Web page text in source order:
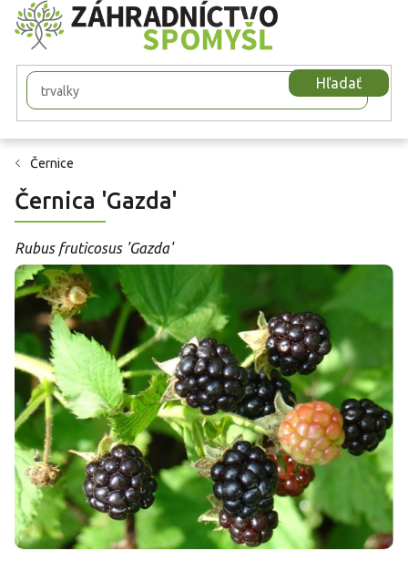
Prejsť
na
obsah
Hľadať
Černice
Černica 'Gazda'
Rubus fruticosus 'Gazda'